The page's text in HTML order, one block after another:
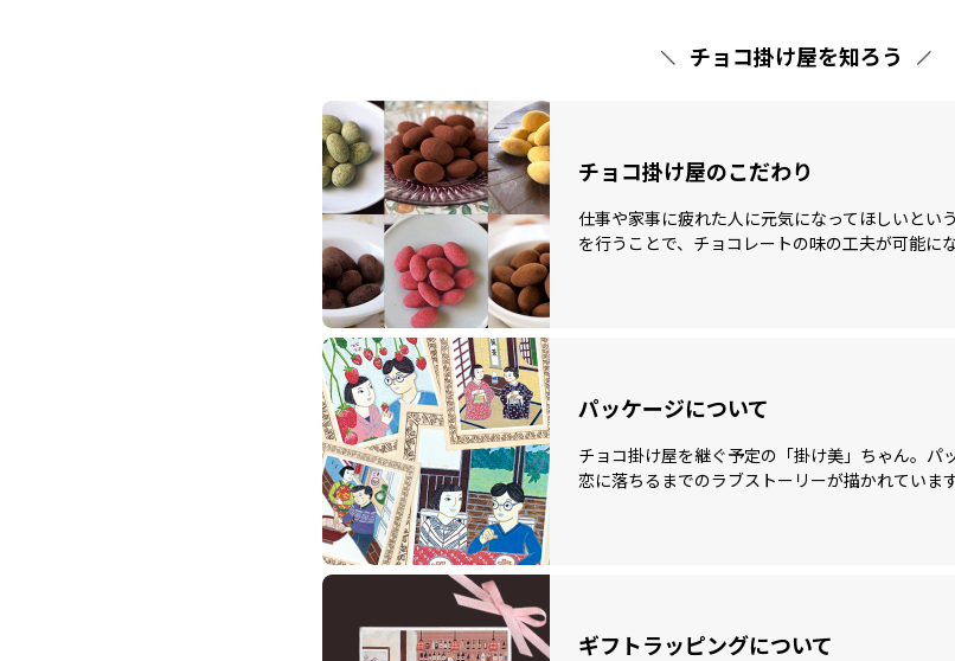
チョコ掛け屋を知ろう
チョコ掛け屋のこだわり
仕事や家事に疲れた人に元気になってほしいと
を行うことで、チョコレートの味の工夫が可能に
パッケージについて
チョコ掛け屋を継ぐ予定の「掛け美」ちゃん。
恋に落ちるまでのラブストーリーが描かれていま
ギフトラッピングについて